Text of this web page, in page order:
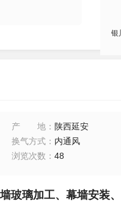
产地 ： 陕西延安
换气方式 ： 内通风
浏览次数 ：48
玻璃加工、幕墙安装